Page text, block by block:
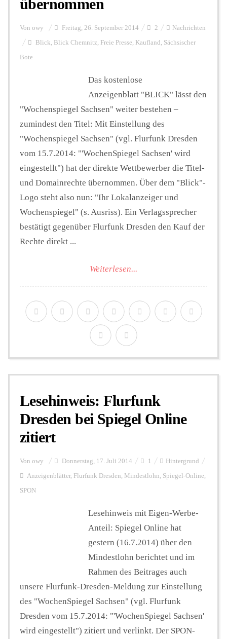
übernommen
Von owy Freitag, 26. September 2014 2 Nachrichten
Blick, Blick Chemnitz, Freie Presse, Kaufland, Sächsischer
Bote
Das kostenlose
Anzeigenblatt "BLICK" lässt den
"Wochenspiegel Sachsen" weiter bestehen –
zumindest den Titel: Mit Einstellung des
"Wochenspiegel Sachsen" (vgl. Flurfunk Dresden
vom 15.7.2014: "'WochenSpiegel Sachsen' wird
eingestellt") hat der direkte Wettbewerber die Titel-
und Domainrechte übernommen. Über dem "Blick"-
Logo steht also nun: "Ihr Lokalanzeiger und
Wochenspiegel" (s. Ausriss). Ein Verlagssprecher
bestätigt gegenüber Flurfunk Dresden den Kauf der
Rechte direkt ...
Weiterlesen...
Lesehinweis: Flurfunk
Dresden bei Spiegel Online
zitiert
Von owy Donnerstag, 17. Juli 2014 1 Hintergrund
Anzeigenblätter, Flurfunk Dresden, Mindestlohn, Spiegel-Online,
SPON
Lesehinweis mit Eigen-Werbe-
Anteil: Spiegel Online hat
gestern (16.7.2014) über den
Mindestlohn berichtet und im
Rahmen des Beitrages auch
unsere Flurfunk-Dresden-Meldung zur Einstellung
des "WochenSpiegel Sachsen" (vgl. Flurfunk
Dresden vom 15.7.2014: "'WochenSpiegel Sachsen'
wird eingestellt") zitiert und verlinkt. Der SPON-